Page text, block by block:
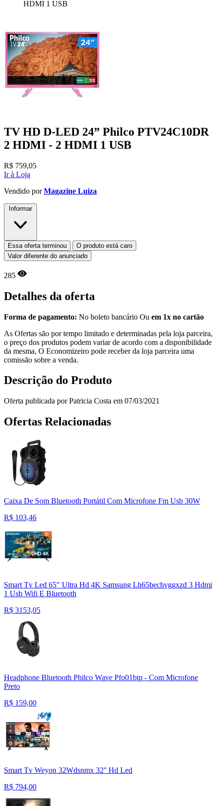
HDMI 1 USB
TV HD D-LED 24” Philco PTV24C10DR
2 HDMI - 2 HDMI 1 USB
R$ 759,05
Ir à Loja
Vendido porMagazine Luiza
Informar
Essa oferta terminou
O produto está caro
Valor diferente do anunciado
285
Detalhes da oferta
Forma de pagamento: No boleto bancário Ou em 1x no cartão
As Ofertas são por tempo limitado e determinadas pela loja parceira,
o preço dos produtos podem variar de acordo com a disponibilidade
da mesma, O Economizeiro pode receber da loja parceira uma
comissão sobre a venda.
Descrição do Produto
Oferta publicada por Patricia Costa em 07/03/2021
Ofertas Relacionadas
Caixa De Som Bluetooth Portátil Com Microfone Fm Usb 30W
R$ 103,46
Smart Tv Led 65" Ultra Hd 4K Samsung Lh65bechvggxzd 3 Hdmi
1 Usb Wifi E Bluetooth
R$ 3153,05
Headphone Bluetooth Philco Wave Pfo01btp - Com Microfone
Preto
R$ 159,00
Smart Tv Weyon 32Wdsnmx 32'' Hd Led
R$ 794,00